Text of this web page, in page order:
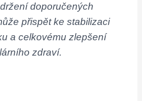
doporučených
přispět ke stabilizaci
a celkovému zlepšení
zdraví.